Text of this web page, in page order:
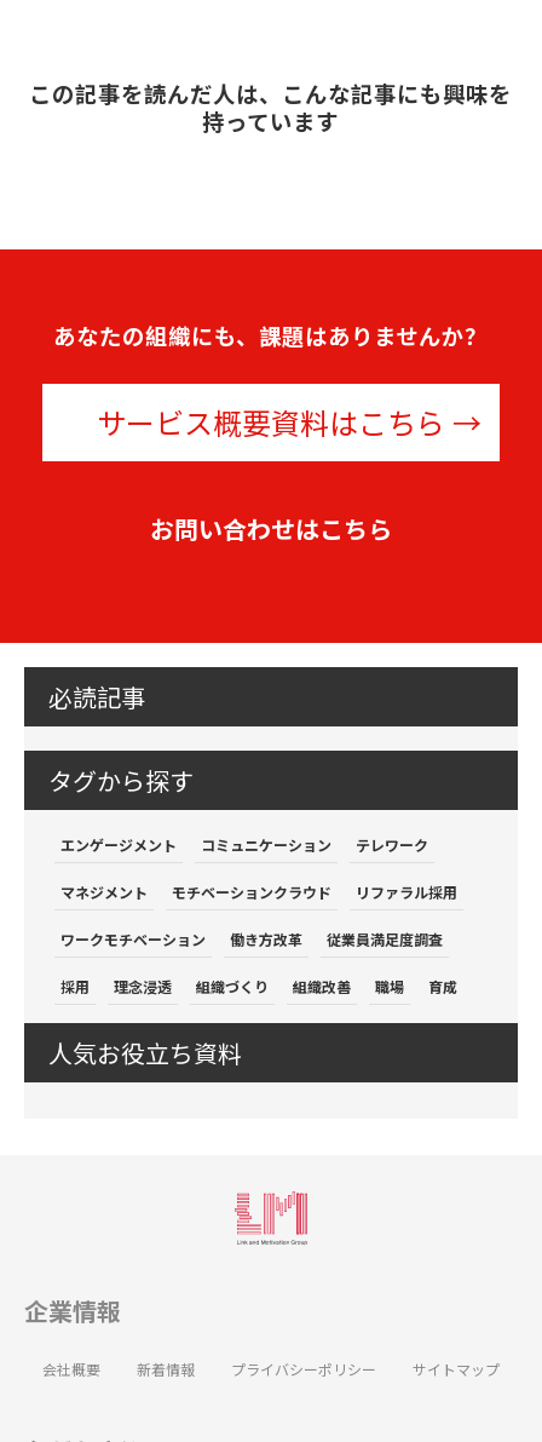
この記事を読んだ人は、こんな記事にも興味を
持っています
あなたの組織にも、課題はありませんか？
サービス概要資料はこちら
お問い合わせはこちら
必読記事
タグから探す
エンゲージメント コミュニケーション テレワーク
マネジメント モチベーションクラウド リファラル採用
ワークモチベーション 働き方改革 従業員満足度調査
採用 理念浸透 組織づくり 組織改善 職場 育成
人気お役立ち資料
企業情報
会社概要 新着情報 プライバシーポリシー サイトマップ